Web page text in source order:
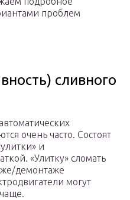
проблем
сливного
очень часто. Состоят
и
«Улитку» сломать
демонтаже
могут